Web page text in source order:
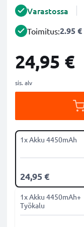
Varastossa
Toimitus:2.95 €
24,95 €
sis. alv
1x Akku 4450mAh
24,95 €
1x Akku 4450mAh+
Työkalu